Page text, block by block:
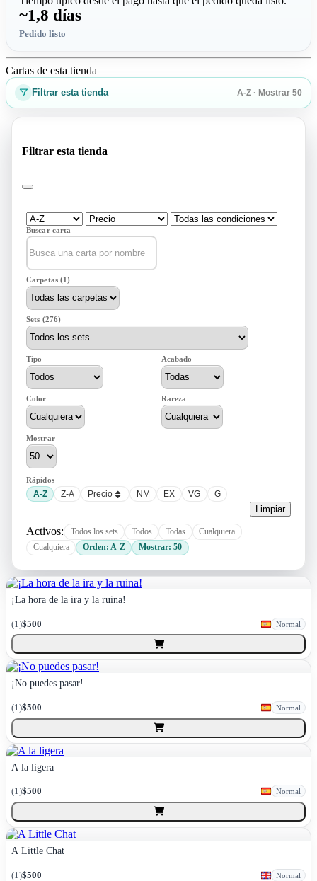
~1,8 días
Pedido listo
Cartas de esta tienda
Filtrar esta tienda A-Z · Mostrar 50
Filtrar esta tienda
Buscar carta
Carpetas (1)
Sets (276)
Tipo Acabado
Color Rareza
Mostrar
Rápidos
A-Z Z-A Precio NM EX VG G
Limpiar
Activos: Todos los sets Todos Todas
Cualquiera
Cualquiera
Orden: A-Z Mostrar: 50
¡La hora de la ira y la ruina!
(1)$500 Normal
¡No puedes pasar!
(1)$500 Normal
A la ligera
(1)$500 Normal
A Little Chat
(1)$500 Normal